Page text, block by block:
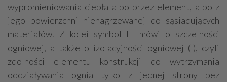
wypromieniowania ciepła albo przez element, albo z
jego powierzchni nienagrzewanej do sąsiadujących
materiałów. Z kolei symbol EI mówi o szczelności
ogniowej, a także o izolacyjności ogniowej (I), czyli
zdolności elementu konstrukcji do wytrzymania
oddziaływania ognia tylko z jednej strony bez